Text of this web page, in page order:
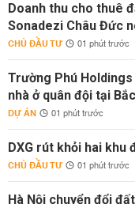
Doanh thu cho thuê
Sonadezi Châu Đức
CHỦ ĐẦU TƯ 01 phút trước
Trường Phú
nhà ở quân đội tại
DỰ ÁN 01 phút trước
DXG rút khỏi hai khu
CHỦ ĐẦU TƯ 01 phút trước
Hà Nội chuyển đổi